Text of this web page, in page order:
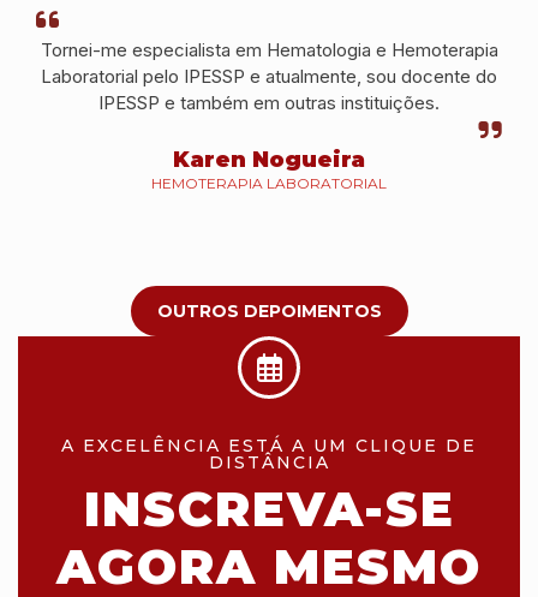
Tornei-me especialista em Hematologia e Hemoterapia
Laboratorial pelo IPESSP e atualmente, sou docente do
IPESSP e também em outras instituições.
Karen Nogueira
HEMOTERAPIA LABORATORIAL
OUTROS DEPOIMENTOS
A EXCELÊNCIA ESTÁ A UM CLIQUE DE
DISTÂNCIA
INSCREVA-SE
AGORA MESMO